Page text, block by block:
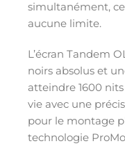
simultanément,
aucune limite.
L’écran Tandem
noirs absolus et
atteindre 1600
vie avec une
pour le montage
technologie